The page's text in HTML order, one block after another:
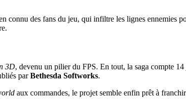
connu des fans du jeu, qui infiltre les lignes ennemies
3D, devenu un pilier du FPS. En tout, la saga compte
parBethesda Softworks.
aux commandes, le projet semble enfin prêt à